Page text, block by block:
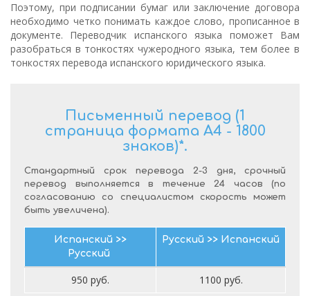
Поэтому, при подписании бумаг или заключение договора
необходимо четко понимать каждое слово, прописанное в
документе. Переводчик испанского языка поможет Вам
разобраться в тонкостях чужеродного языка, тем более в
тонкостях перевода испанского юридического языка.
Письменный перевод (1
страница формата А4 - 1800
знаков)*.
Стандартный срок перевода 2-3 дня, срочный
перевод выполняется в течение 24 часов (по
согласованию со специалистом скорость может
быть увеличена).
Испанский >>
Русский
Русский >> Испанский
950 руб. 1100 руб.